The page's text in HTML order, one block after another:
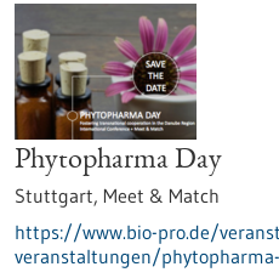
Phytopharma Day
Stuttgart, Meet & Match
https://www.bio-pro.de/
veranstaltungen/